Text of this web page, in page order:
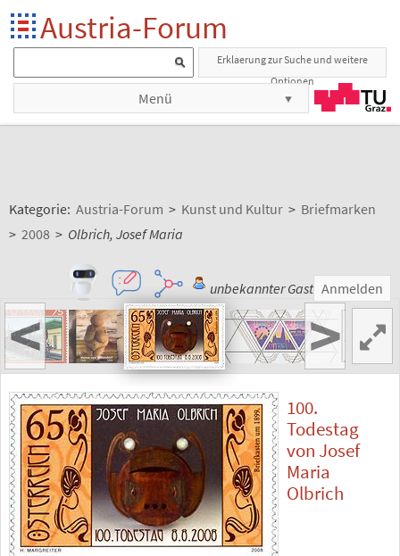
Austria-Forum
Erklaerung zur Suche und weitere
Optionen
Menü
Kategorie: Austria-Forum > Kunst und Kultur > Briefmarken
> 2008 > Olbrich, Josef Maria
unbekannter Gast Anmelden
< >
100.
Todestag
von Josef
Maria
Olbrich